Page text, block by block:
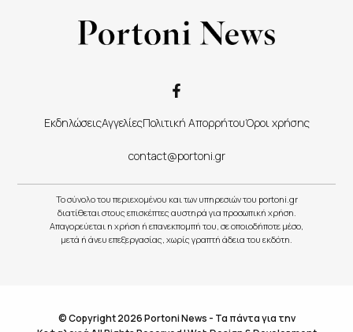
ΕκδηλώσειςΑγγελίεςΠολιτική ΑπορρήτουΌροι χρήσης
contact@portoni.gr
Το σύνολο του περιεχομένου και των υπηρεσιών του portoni.gr
διατίθεται στους επισκέπτες αυστηρά για προσωπική χρήση.
Απαγορεύεται η χρήση ή επανεκπομπή του, σε οποιοδήποτε μέσο,
μετά ή άνευ επεξεργασίας, χωρίς γραπτή άδεια του εκδότη.
© Copyright 2026 Portoni News - Τα πάντα για την